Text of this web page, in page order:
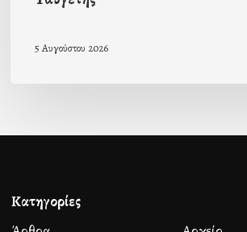
5 Αυγούστου 2026
Κατηγορίες